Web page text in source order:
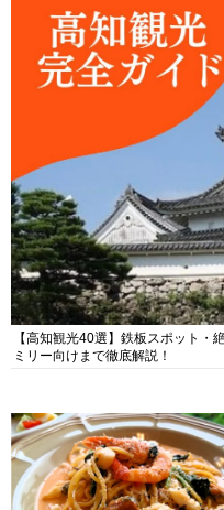
【高知観光40選】鉄板スポット・
ミリー向けまで徹底解説！